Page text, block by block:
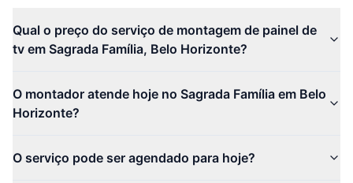
Qual o preço do serviço de montagem de painel de
tv em Sagrada Família, Belo Horizonte?
O montador atende hoje no Sagrada Família em Belo
Horizonte?
O serviço pode ser agendado para hoje?